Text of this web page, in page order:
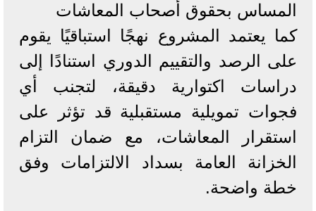
المساس بحقوق أصحاب المعاشات
كما يعتمد المشروع نهجًا استباقيًا يقوم
على الرصد والتقييم الدوري استنادًا إلى
دراسات اكتوارية دقيقة، لتجنب أي
فجوات تمويلية مستقبلية قد تؤثر على
استقرار المعاشات، مع ضمان التزام
الخزانة العامة بسداد الالتزامات وفق
خطة واضحة.